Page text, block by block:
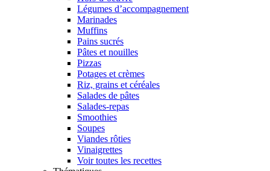
Légumes d’accompagnement
Marinades
Muffins
Pains sucrés
Pâtes et nouilles
Pizzas
Potages et crèmes
Riz, grains et céréales
Salades de pâtes
Salades-repas
Smoothies
Soupes
Viandes rôties
Vinaigrettes
Voir toutes les recettes